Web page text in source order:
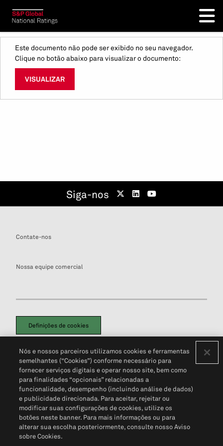
Este documento não pode ser exibido no seu navegador.
Clique no botão abaixo para visualizar o documento:
VISUALIZAR
Siga-nos
Contate-nos
Nossa equipe comercial
Definições de cookies
Política de PrivacidadePortal de privacidade do cliente (em inglês)
Não Venda Minhas Informações Pessoais© 2026 S&P Global
Nós e nossos parceiros utilizamos cookies e ferramentas
semelhantes (“Cookies”) conforme necessário para
fornecer serviços digitais e operar nosso site, bem como
para finalidades “opcionais” relacionadas a
funcionalidade, desempenho (incluindo análise de dados)
e publicidade direcionada. Para aceitar, rejeitar ou
modificar suas configurações de cookies, utilize os
botões neste banner. Para mais informações ou para
alterar sua escolha posteriormente, consulte nosso Aviso
sobre Cookies.